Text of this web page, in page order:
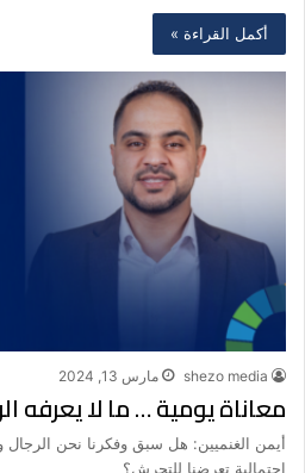
أكمل القراءة »
shezo media مارس 13, 2024
معاناة يومية … ما لا يعرفه
أيمن الغنميين: هل سبق وفكرنا نحن الرجال
احتمالية تعرضنا للتحرش؟